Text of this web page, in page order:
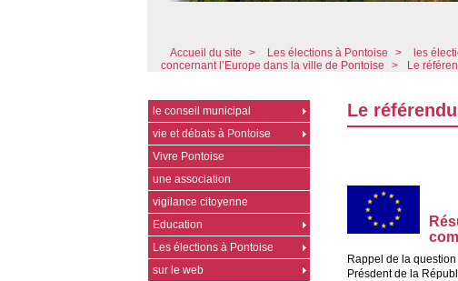
Accueil du site > Les élections à Pontoise > les
concernant l’Europe dans la ville de Pontoise
> Le
Le
Rappel de la
Présdent de la
le conseil municipal
vie et débats à Pontoise
Vivre Pontoise
une association
vigilance citoyenne
Education
Les élections à Pontoise
sur le web